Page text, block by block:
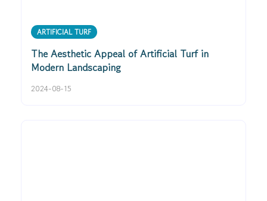
ARTIFICIAL TURF
The Aesthetic Appeal of Artificial Turf in
Modern Landscaping
2024-08-15